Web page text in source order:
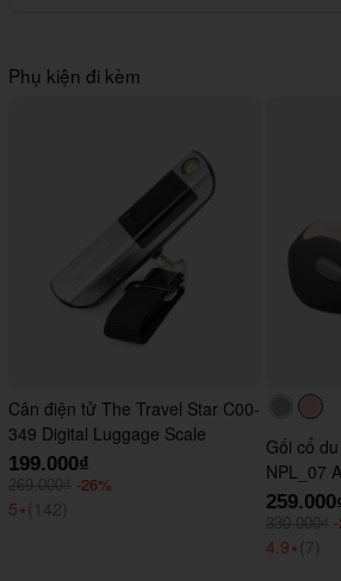
Phụ kiện đi kèm
Cân điện tử The Travel Star C00-
349 Digital Luggage Scale
199.000₫
269.000₫ -26%
5⭑ (142)
#acacac
Gối cổ
NPL_07
330.000₫
4.9⭑ (7)